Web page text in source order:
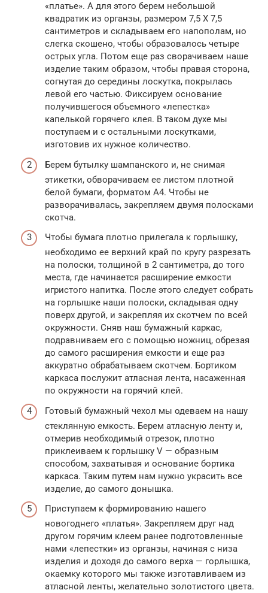
«платье». А для этого берем небольшой
квадратик из органзы, размером 7,5 Х 7,5
сантиметров и складываем его напополам, но
слегка скошено, чтобы образовалось четыре
острых угла. Потом еще раз сворачиваем наше
изделие таким образом, чтобы правая сторона,
согнутая до середины лоскутка, покрылась
левой его частью. Фиксируем основание
получившегося объемного «лепестка»
капелькой горячего клея. В таком духе мы
поступаем и с остальными лоскутками,
изготовив их нужное количество.
Берем бутылку шампанского и, не снимая
этикетки, обворачиваем ее листом плотной
белой бумаги, форматом А4. Чтобы не
разворачивалась, закрепляем двумя полосками
скотча.
Чтобы бумага плотно прилегала к горлышку,
необходимо ее верхний край по кругу разрезать
на полоски, толщиной в 2 сантиметра, до того
места, где начинается расширение емкости
игристого напитка. После этого следует собрать
на горлышке наши полоски, складывая одну
поверх другой, и закрепляя их скотчем по всей
окружности. Сняв наш бумажный каркас,
подравниваем его с помощью ножниц, обрезая
до самого расширения емкости и еще раз
аккуратно обрабатываем скотчем. Бортиком
каркаса послужит атласная лента, насаженная
по окружности на горячий клей.
Готовый бумажный чехол мы одеваем на нашу
стеклянную емкость. Берем атласную ленту и,
отмерив необходимый отрезок, плотно
приклеиваем к горлышку V — образным
способом, захватывая и основание бортика
каркаса. Таким путем нам нужно украсить все
изделие, до самого донышка.
Приступаем к формированию нашего
новогоднего «платья». Закрепляем друг над
другом горячим клеем ранее подготовленные
нами «лепестки» из органзы, начиная с низа
изделия и доходя до самого верха — горлышка,
окаемку которого мы также изготавливаем из
атласной ленты, желательно золотистого цвета.